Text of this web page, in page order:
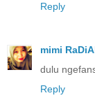
Reply
mimi
dulu
Reply